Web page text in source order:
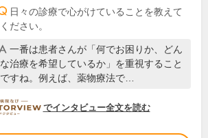
日々の診療で心がけていることを教えて
ください。
一番は患者さんが「何でお困りか、どん
な治療を希望しているか」を重視すること
ですね。例えば、薬物療法で…
DOCTORVIEW
でインタビュー全文を読む